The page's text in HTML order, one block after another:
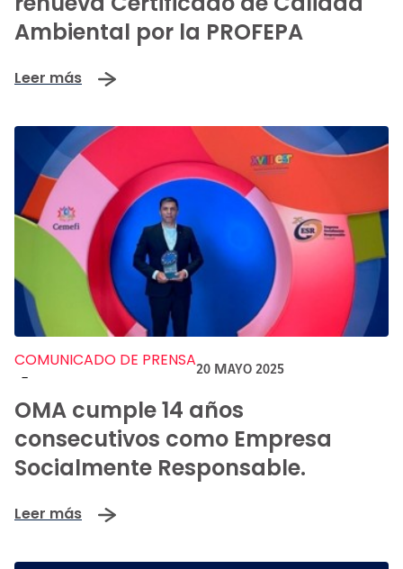
Ambiental por la PROFEPA
Leer más
COMUNICADO DE PRENSA
-
20 MAYO 2025
OMA cumple 14 años
consecutivos como Empresa
Socialmente Responsable.
Leer más